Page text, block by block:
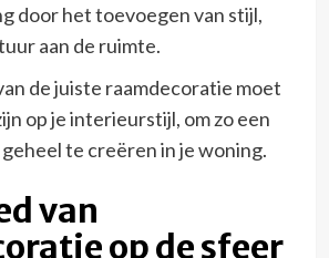
door het toevoegen van stijl,
aan de ruimte.
de juiste raamdecoratie moet
op je interieurstijl, om zo een
te creëren in je woning.
van
op de sfeer